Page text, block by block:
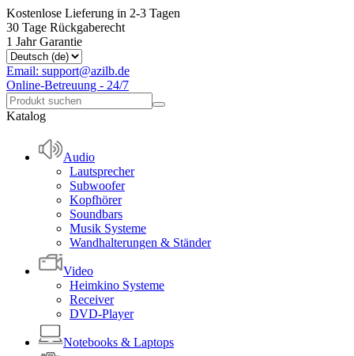
Kostenlose Lieferung in 2-3 Tagen
30 Tage Rückgaberecht
1 Jahr Garantie
Email: support@azilb.de
Online-Betreuung - 24/7
Katalog
Audio
Lautsprecher
Subwoofer
Kopfhörer
Soundbars
Musik Systeme
Wandhalterungen & Ständer
Video
Heimkino Systeme
Receiver
DVD-Player
Notebooks & Laptops